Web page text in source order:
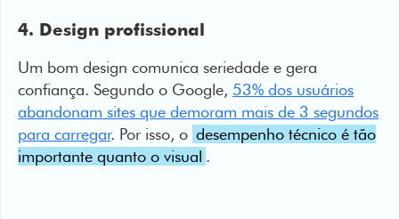
4. Design profissional
Um bom design comunica seriedade e gera
confiança. Segundo o Google, 53% dos usuários
abandonam sites que demoram mais de 3 segundos
para carregar. Por isso, o desempenho técnico é tão
importante quanto o visual .